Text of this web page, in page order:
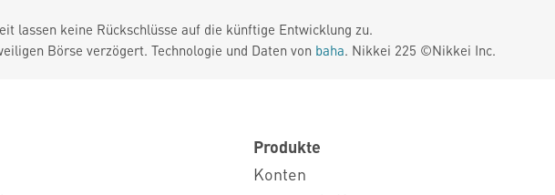
lassen keine Rückschlüsse auf die künftige Entwicklung zu.
Börse verzögert. Technologie und Daten von baha. Nikkei 225 ©Nikkei Inc.
Produkte
Konten